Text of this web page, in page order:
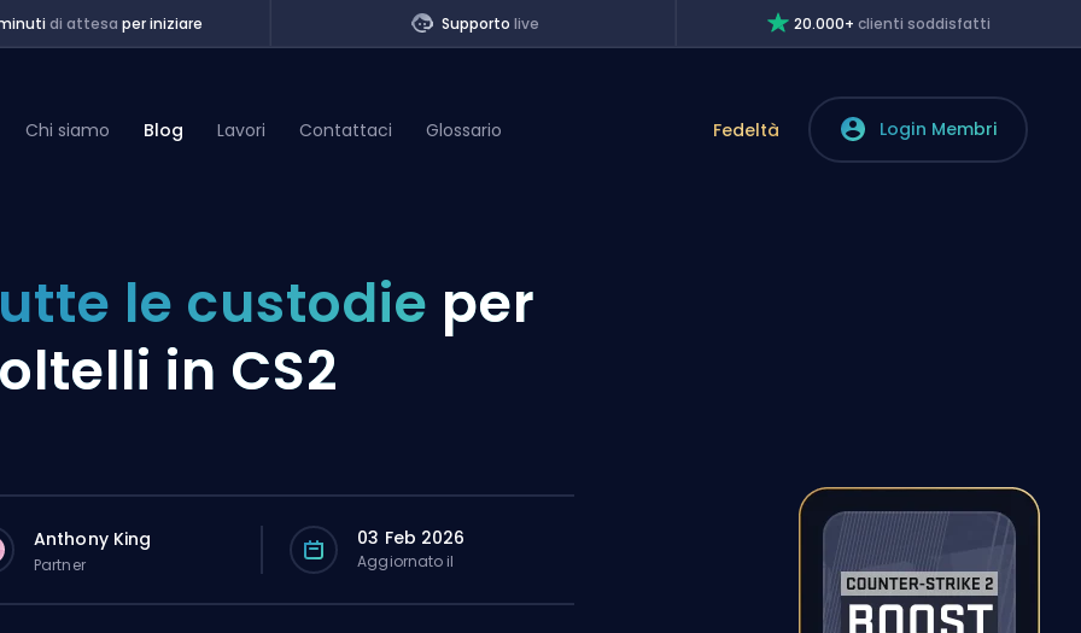
di attesa per iniziare Supporto live 20.000+clienti soddisfatti
Chi siamo Blog Lavori Contattaci Glossario Fedeltà Login Membri
le custodie per
in CS2
Anthony King
Partner
03 Feb 2026
Aggiornato il